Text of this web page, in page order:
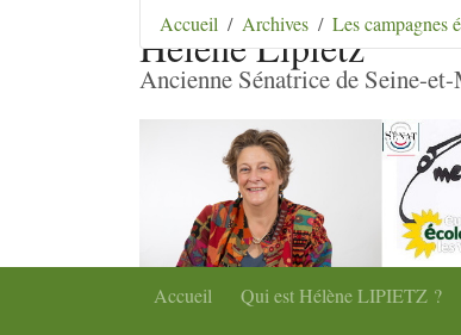
Aller au contenu | Aller au menu Aller
Hélène Lipietz
Ancienne Sénatrice de Seine-
Accueil Qui est HélèneLIPIETZ ?
Accueil Archives Les campagnes